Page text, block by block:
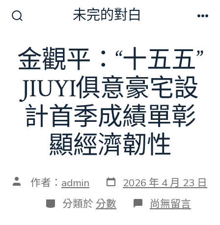
切
換
開
未完的對白
金觀平：“十五五”
JIUYI俱意豪宅設
計首季成績單彰
顯經濟韌性
文 作者： admin 發
表
日
期
2026 年 4 月 23 日
分
類
分類於 分數 在
〈金
尚無留言